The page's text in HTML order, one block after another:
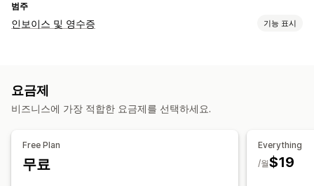
범주
인보이스 및 영수증 기능 표시
맞춤 설정
파일 관리
대량 다운로드
인쇄 및 내보내기
요금제
비즈니스에 가장 적합한 요금제를 선택하세요.
Free Plan
무료
Everything
$19
/월